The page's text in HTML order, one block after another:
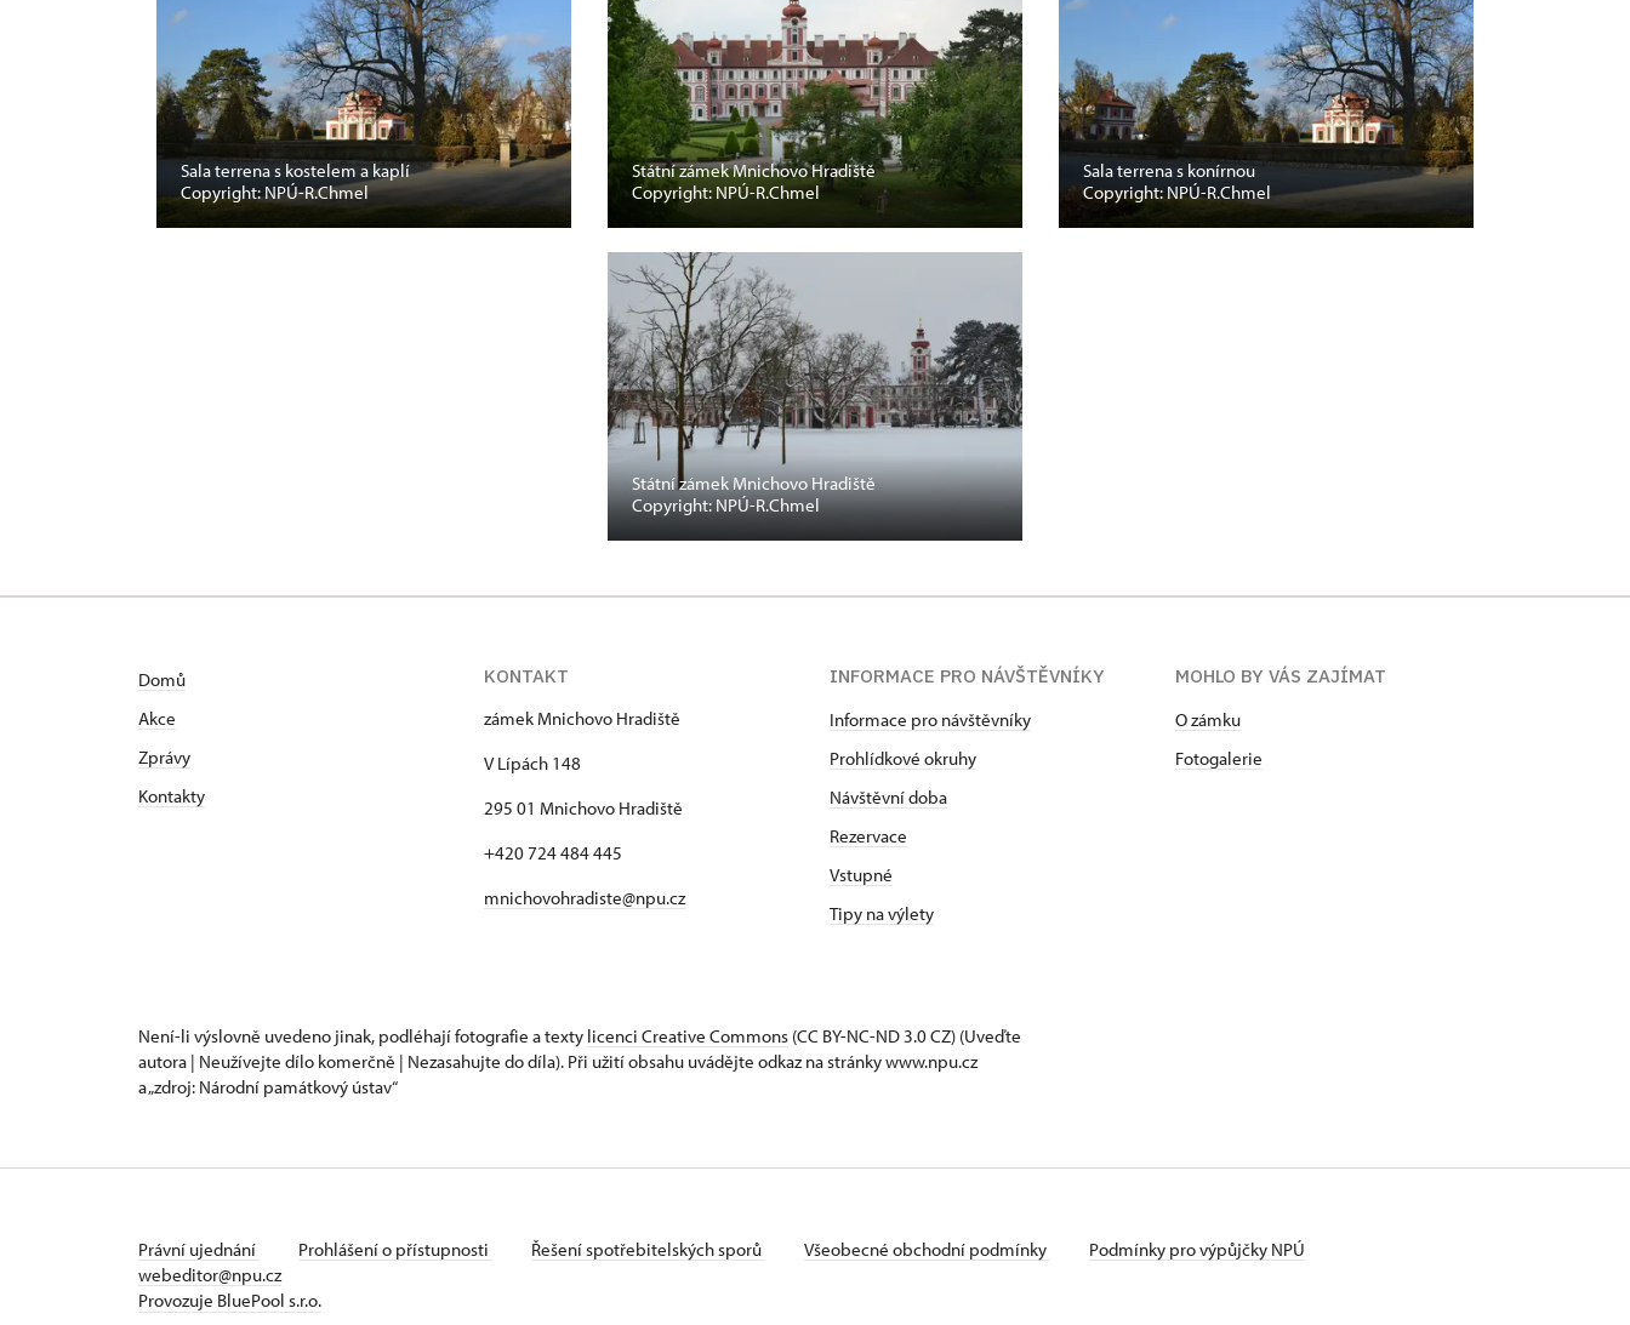
Sala terrena s kostelem a kaplí
Copyright: NPÚ-R.Chmel
Státní zámek Mnichovo Hradiště
Copyright: NPÚ-R.Chmel
Sala terrena s konírnou
Copyright: NPÚ-R.Chmel
Státní zámek Mnichovo Hradiště
Copyright: NPÚ-R.Chmel
Domů
Akce
Zprávy
Kontakty
KONTAKT
zámek Mnichovo Hradiště
V Lípách 148
295 01 Mnichovo Hradiště
+420 724 484 445
mnichovohradiste@npu.cz
INFORMACE PRO NÁVŠTĚVNÍKY
Informace pro návštěvníky
Prohlídkové okruhy
Návštěvní doba
Rezervace
Vstupné
Tipy na výlety
MOHLO BY VÁS ZAJÍMAT
O zámku
Fotogalerie
Není-li výslovně uvedeno jinak, podléhají fotografie a texty licenci Creative Commons (CC BY-NC-ND 3.0 CZ) (Uveďte
autora | Neužívejte dílo komerčně | Nezasahujte do díla). Při užití obsahu uvádějte odkaz na stránky www.npu.cz
a „zdroj: Národní památkový ústav“
Právní ujednání Prohlášení o přístupnosti Řešení spotřebitelských sporů Všeobecné obchodní podmínky
Podmínky pro výpůjčky NPÚ
webeditor@npu.cz
Provozuje BluePool s.r.o.